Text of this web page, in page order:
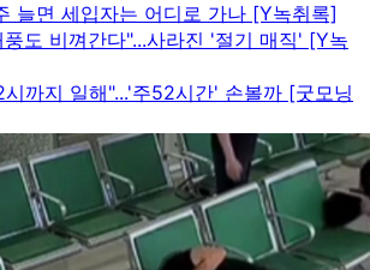
늘면 세입자는 어디로 가나 [Y녹취록]
도 비껴간다"...사라진 '절기 매직' [Y녹
시까지 일해"...'주52시간' 손볼까 [굿모닝